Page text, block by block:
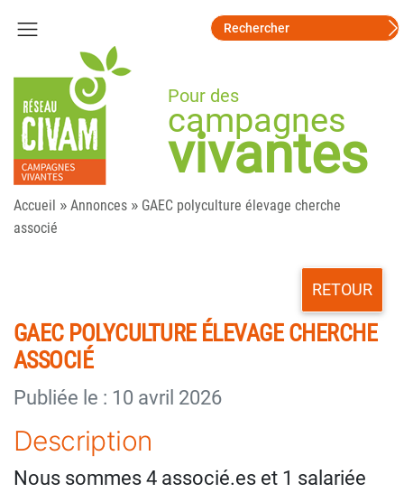
Pour des
campagnes
vivantes
Accueil » Annonces » GAEC polyculture élevage cherche
associé
RETOUR
GAEC POLYCULTURE ÉLEVAGE CHERCHE
ASSOCIÉ
Publiée le : 10 avril 2026
Description
Nous sommes 4 associé.es et 1 salariée